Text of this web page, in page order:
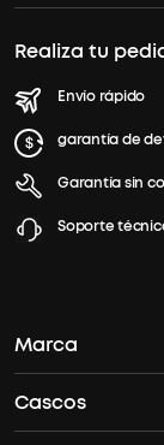
Realiza tu
Envío rápido
garantía de
Garantía sin
Soporte
Marca
La historia del
Cascos